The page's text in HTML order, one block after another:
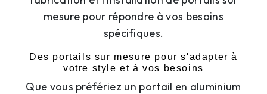
mesure pour répondre à vos besoins
spécifiques.
Des portails sur mesure pour s'adapter à
votre style et à vos besoins
Que vous préfériez un portail en aluminium